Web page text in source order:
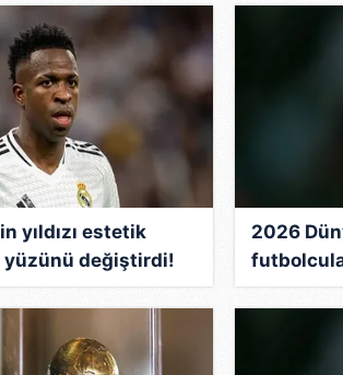
edebilirsiniz.
Aydınlatma Metnimizi okumak
için lütfen
yıldızı estetik
yüzünü değiştirdi!
değişimi olay
2026
zirvenin